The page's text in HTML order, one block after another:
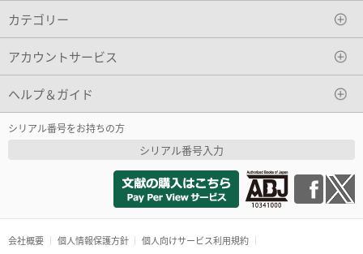
カテゴリー
アカウントサービス
ヘルプ＆ガイド
シリアル番号をお持ちの方
シリアル番号入力
会社概要 個人情報保護方針
個人向けサービス利用規約